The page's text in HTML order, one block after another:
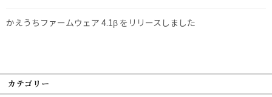
かえうちファームウェア 4.1β をリリースしました
カテゴリー